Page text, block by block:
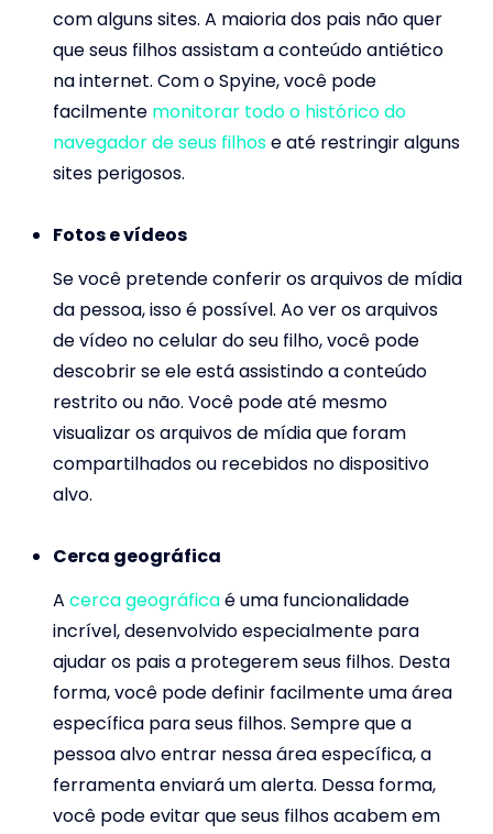
com alguns sites. A maioria dos pais não quer
que seus filhos assistam a conteúdo antiético
na internet. Com o Spyine, você pode
facilmente monitorar todo o histórico do
navegador de seus filhose até restringir alguns
sites perigosos.
Fotos e vídeos
Se você pretende conferir os arquivos de mídia
da pessoa, isso é possível. Ao ver os arquivos
de vídeo no celular do seu filho, você pode
descobrir se ele está assistindo a conteúdo
restrito ou não. Você pode até mesmo
visualizar os arquivos de mídia que foram
compartilhados ou recebidos no dispositivo
alvo.
Cerca geográfica
A cerca geográficaé uma funcionalidade
incrível, desenvolvido especialmente para
ajudar os pais a protegerem seus filhos. Desta
forma, você pode definir facilmente uma área
específica para seus filhos. Sempre que a
pessoa alvo entrar nessa área específica, a
ferramenta enviará um alerta. Dessa forma,
você pode evitar que seus filhos acabem em